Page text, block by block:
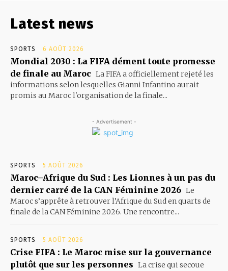
Latest news
SPORTS 6 AOÛT 2026
Mondial 2030 : La FIFA dément toute promesse
de finale au Maroc La FIFA a officiellement rejeté les
informations selon lesquelles Gianni Infantino aurait
promis au Maroc l'organisation de la finale...
- Advertisement -
SPORTS 5 AOÛT 2026
Maroc–Afrique du Sud : Les Lionnes à un pas du
dernier carré de la CAN Féminine 2026 Le
Maroc s’apprête à retrouver l’Afrique du Sud en quarts de
finale de la CAN Féminine 2026. Une rencontre...
SPORTS 5 AOÛT 2026
Crise FIFA : Le Maroc mise sur la gouvernance
plutôt que sur les personnes La crise qui secoue